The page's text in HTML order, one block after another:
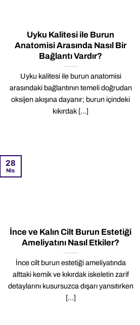
Uyku Kalitesi ile Burun
Anatomisi Arasında Nasıl Bir
Bağlantı Vardır?
Uyku kalitesi ile burun anatomisi
arasındaki bağlantının temeli doğrudan
oksijen akışına dayanır; burun içindeki
kıkırdak [...]
İnce ve Kalın Cilt Burun Estetiği
Ameliyatını Nasıl Etkiler?
İnce cilt burun estetiği ameliyatında
alttaki kemik ve kıkırdak iskeletin zarif
detaylarını kusursuzca dışarı yansıtırken
[...]
28
Nis